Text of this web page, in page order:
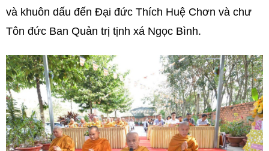
và khuôn dấu đến Đại đức Thích Huệ Chơn và chư
Tôn đức Ban Quản trị tịnh xá Ngọc Bình.